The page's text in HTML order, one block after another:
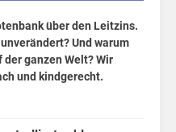
Börsen
News
Fakten
über den Leitzins.
Und warum
ganzen Welt? Wir
und kindgerecht.